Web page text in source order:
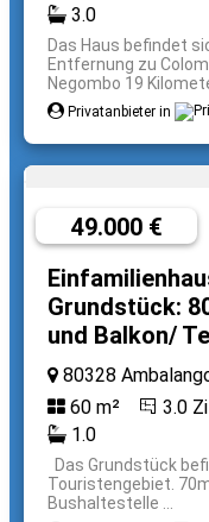
3.0
Das Haus befindet
Entfernung zu
Negombo 19
Privatanbieter in
49.000 €
Grundstück:
und Balkon/
80328
60 m² 3.0 Zi
1.0
Das Grundstück
Touristengebiet.
Bushaltestelle ...